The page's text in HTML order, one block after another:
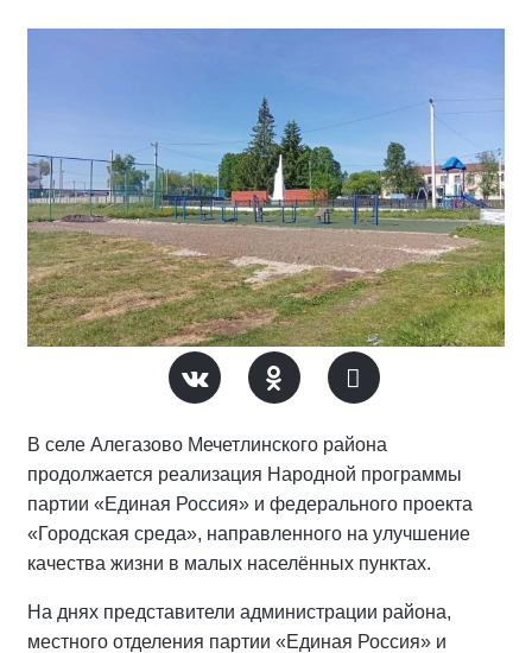
В селе Алегазово Мечетлинского района
продолжается реализация Народной программы
партии «Единая Россия» и федерального проекта
«Городская среда», направленного на улучшение
качества жизни в малых населённых пунктах.
На днях представители администрации района,
местного отделения партии «Единая Россия» и